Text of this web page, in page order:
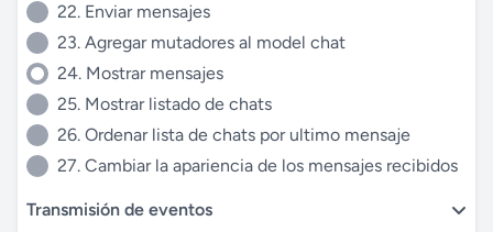
22. Enviar mensajes
23. Agregar mutadores al model chat
24. Mostrar mensajes
25. Mostrar listado de chats
26. Ordenar lista de chats por ultimo mensaje
27. Cambiar la apariencia de los mensajes recibidos
Transmisión de eventos